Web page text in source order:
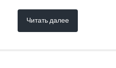
Читать далее